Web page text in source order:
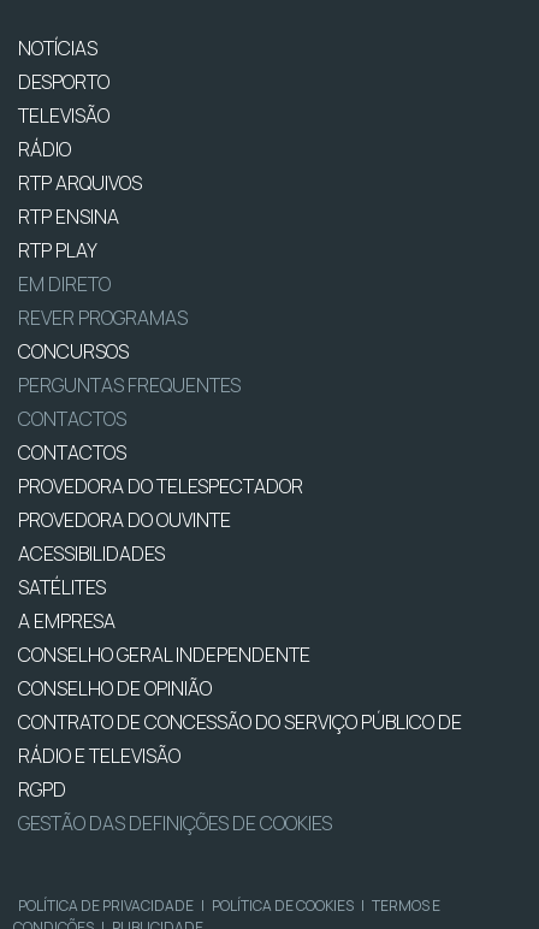
NOTÍCIAS
DESPORTO
TELEVISÃO
RÁDIO
RTP ARQUIVOS
RTP ENSINA
RTP PLAY
EM DIRETO
REVER PROGRAMAS
CONCURSOS
PERGUNTAS FREQUENTES
CONTACTOS
CONTACTOS
PROVEDORA DO TELESPECTADOR
PROVEDORA DO OUVINTE
ACESSIBILIDADES
SATÉLITES
A EMPRESA
CONSELHO GERAL INDEPENDENTE
CONSELHO DE OPINIÃO
CONTRATO DE CONCESSÃO DO SERVIÇO PÚBLICO DE
RÁDIO E TELEVISÃO
RGPD
GESTÃO DAS DEFINIÇÕES DE COOKIES
POLÍTICA DE PRIVACIDADE | POLÍTICA DE COOKIES | TERMOS E